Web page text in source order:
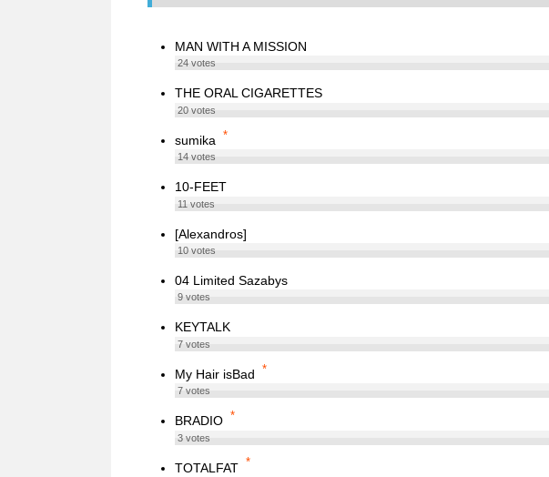
MAN WITH A MISSION
24votes
THE ORAL CIGARETTES
20votes
sumika *
14votes
10-FEET
11votes
[Alexandros]
10votes
04 Limited Sazabys
9votes
KEYTALK
7votes
My Hair isBad *
7votes
BRADIO *
3votes
TOTALFAT *